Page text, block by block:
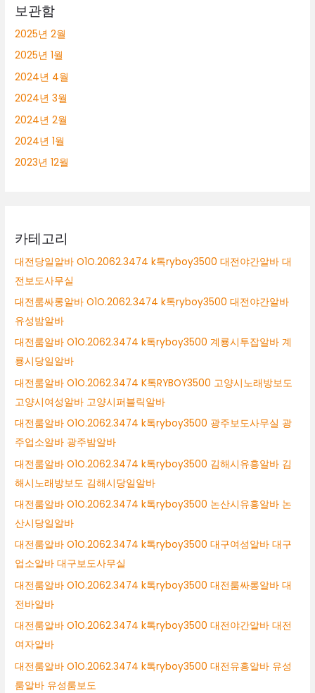
보관함
2025년 2월
2025년 1월
2024년 4월
2024년 3월
2024년 2월
2024년 1월
2023년 12월
카테고리
대전당일알바 O1O.2062.3474 k톡ryboy3500 대전야간알바 대
전보도사무실
대전룸싸롱알바 O1O.2062.3474 k톡ryboy3500 대전야간알바
유성밤알바
대전룸알바 O1O.2062.3474 k톡ryboy3500 계룡시투잡알바 계
룡시당일알바
대전룸알바 O1O.2062.3474 K톡RYBOY3500 고양시노래방보도
고양시여성알바 고양시퍼블릭알바
대전룸알바 O1O.2062.3474 k톡ryboy3500 광주보도사무실 광
주업소알바 광주밤알바
대전룸알바 O1O.2062.3474 k톡ryboy3500 김해시유흥알바 김
해시노래방보도 김해시당일알바
대전룸알바 O1O.2062.3474 k톡ryboy3500 논산시유흥알바 논
산시당일알바
대전룸알바 O1O.2062.3474 k톡ryboy3500 대구여성알바 대구
업소알바 대구보도사무실
대전룸알바 O1O.2062.3474 k톡ryboy3500 대전룸싸롱알바 대
전바알바
대전룸알바 O1O.2062.3474 k톡ryboy3500 대전야간알바 대전
여자알바
대전룸알바 O1O.2062.3474 k톡ryboy3500 대전유흥알바 유성
룸알바 유성룸보도